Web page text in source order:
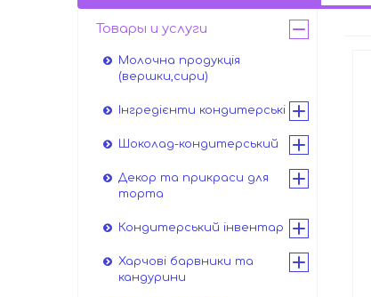
Товары и услуги
Молочна продукція
(вершки,сири)
Інгредієнти кондитерські
Шоколад-кондитерський
Декор та прикраси для
торта
Кондитерський інвентар
Харчові барвники та
кандурини